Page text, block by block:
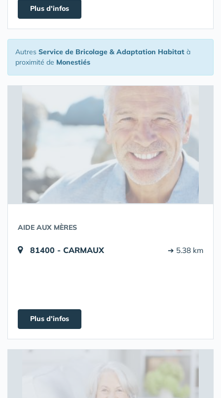
Plus d'infos
Autres Service de Bricolage & Adaptation Habitat à
proximité de Monestiés
AIDE AUX MÈRES
81400 - CARMAUX ➔ 5.38 km
Plus d'infos